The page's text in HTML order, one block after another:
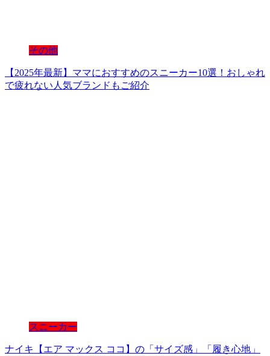
その他
【2025年最新】ママにおすすめのスニーカー10選！おしゃれ
で疲れない人気ブランドもご紹介
スニーカー
ナイキ【エア マックス ココ】の「サイズ感」「履き心地」